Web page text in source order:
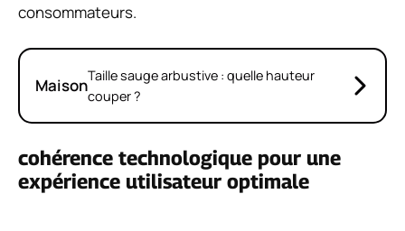
consommateurs.
MaisonTaille sauge arbustive : quelle hauteur
couper ?
cohérence technologique pour une
expérience utilisateur optimale